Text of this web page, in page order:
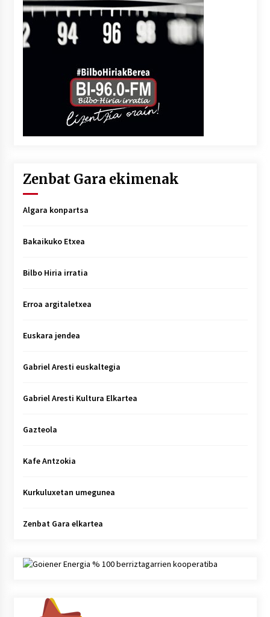
Zenbat Gara ekimenak
Algara konpartsa
Bakaikuko Etxea
Bilbo Hiria irratia
Erroa argitaletxea
Euskara jendea
Gabriel Aresti euskaltegia
Gabriel Aresti Kultura Elkartea
Gazteola
Kafe Antzokia
Kurkuluxetan umegunea
Zenbat Gara elkartea